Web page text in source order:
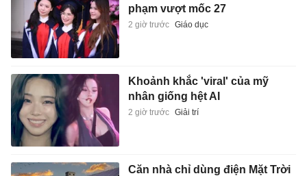
phạm vượt mốc 27
2 giờ trước Giáo dục
Khoảnh khắc 'viral' của mỹ
nhân giống hệt AI
2 giờ trước Giải trí
Căn nhà chỉ dùng điện Mặt Trời